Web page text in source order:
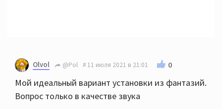
Olvol @Pol 11 июля 2021 в 21:01 0
Мой идеальный вариант установки из фантазий.
Вопрос только в качестве звука